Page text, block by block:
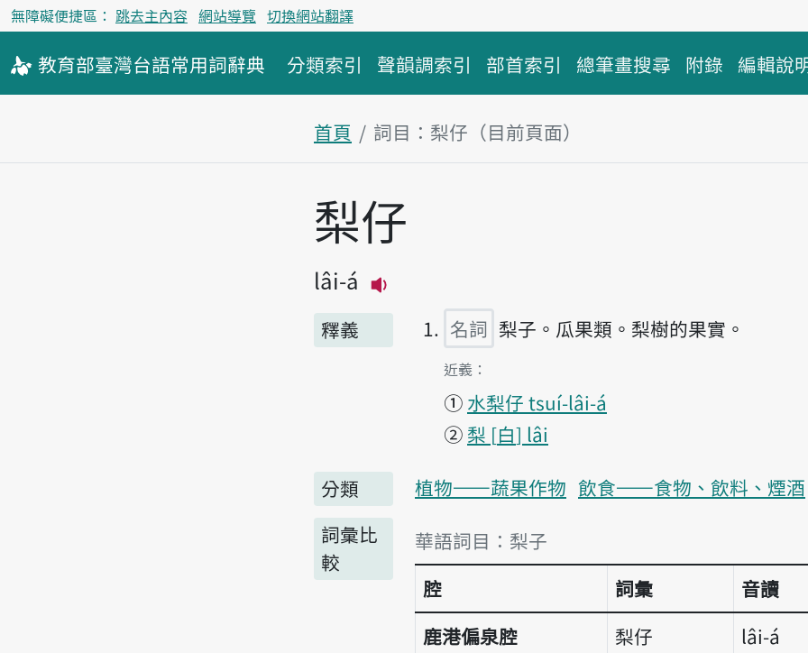
無障礙便捷區： 跳去主內容 網站導覽 切換網站翻譯
教育部臺灣台語常用詞辭典 分類索引 聲韻調索引 部首索引 總筆畫搜尋 附錄 編輯說
首頁 詞目：梨仔（目前頁面）
主內容區塊
梨仔
lâi-á
釋義
名詞 梨子。瓜果類。梨樹的果實。
第1項釋義的
近義：
① 水梨仔 tsuí-lâi-á
② 梨 白 lâi
分類 植物——蔬果作物 飲食——食物、飲料、煙酒
詞彙比
較
詞彙比較表
華語詞目：梨子
腔
詞彙
音讀
鹿港偏泉腔
梨仔
lâi-á